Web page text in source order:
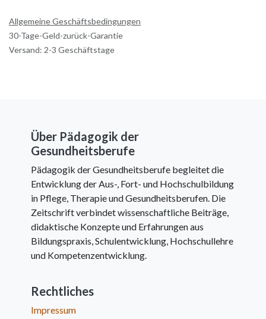
Allgemeine Geschäftsbedingungen
30-Tage-Geld-zurück-Garantie
Versand: 2-3 Geschäftstage
Über Pädagogik der
Gesundheitsberufe
Pädagogik der Gesundheitsberufe begleitet die
Entwicklung der Aus-, Fort- und Hochschulbildung
in Pflege, Therapie und Gesundheitsberufen. Die
Zeitschrift verbindet wissenschaftliche Beiträge,
didaktische Konzepte und Erfahrungen aus
Bildungspraxis, Schulentwicklung, Hochschullehre
und Kompetenzentwicklung.
Rechtliches
Impressum